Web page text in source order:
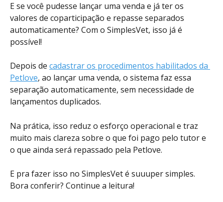
E se você pudesse lançar uma venda e já ter os
valores de coparticipação e repasse separados
automaticamente? Com o SimplesVet, isso já é
possível!
Depois de cadastrar os procedimentos habilitados da
Petlove, ao lançar uma venda, o sistema faz essa
separação automaticamente, sem necessidade de
lançamentos duplicados.
Na prática, isso reduz o esforço operacional e traz
muito mais clareza sobre o que foi pago pelo tutor e
o que ainda será repassado pela Petlove.
E pra fazer isso no SimplesVet é suuuper simples.
Bora conferir? Continue a leitura!